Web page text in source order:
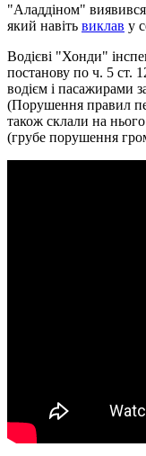
"Аладдіном"
який навіть виклав у
Водієві "Хонди"
постанову по ч. 5 ст.
водієм і пасажирами
(Порушення правил
також склали на
(грубе порушення